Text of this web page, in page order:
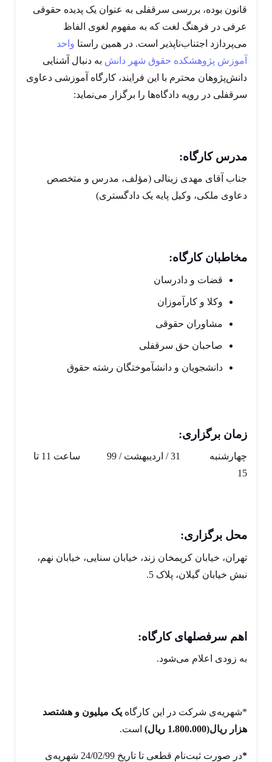
قانون بوده، بررسی سرقفلی به عنوان یک پدیده حقوقی
عرفی در فرهنگ لغت که به مفهوم لغوی الفاظ
می‌پردازد اجتناب‌ناپذیر است. در همین راستا واحد
آموزش پژوهشکده حقوق شهر دانش به دنبال آشنایی
دانش‌پژوهان محترم با این فرایند، کارگاه آموزشی دعاوی
سرقفلی در رویه دادگاه‌ها را برگزار می‌نماید:
مدرس کارگاه:
جناب آقای مهدی زینالی (مؤلف، مدرس و متخصص
دعاوی ملکی، وکیل پایه یک دادگستری)
مخاطبان کارگاه:
قضات و دادرسان
وکلا و کارآموزان
مشاوران حقوقی
صاحبان حق سرقفلی
دانشجویان و دانش‎آموختگان رشته حقوق
زمان برگزار ی:
چهارشنبه 31 / اردیبهشت / 99 ساعت 11 تا
15
محل برگزاری:
تهران، خیابان کریمخان زند، خیابان سنایی، خیابان نهم،
نبش خیابان گیلان، پلاک 5.
اهم سرفصلهای کارگاه:
به زودی اعلام می‌شود.
*شهریه‌ی شرکت در این کارگاه یک میلیون و هشتصد
هزار ریال(1.800.000 ریال)
است.
*
در صورت ثبت‌نام قطعی تا تاریخ 24/02/99 شهریه‌ی